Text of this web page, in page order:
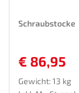
Schraubstocke
€ 86,95
Gewicht: 13 kg